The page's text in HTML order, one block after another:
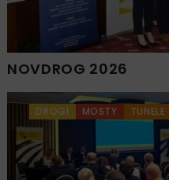
NOVDROG 2026
DROGI MOSTY TUNELE